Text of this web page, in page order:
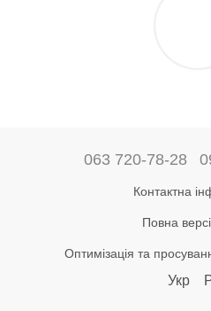
063 720-78-28
Контактна
Повна
Оптимізація та
Укр